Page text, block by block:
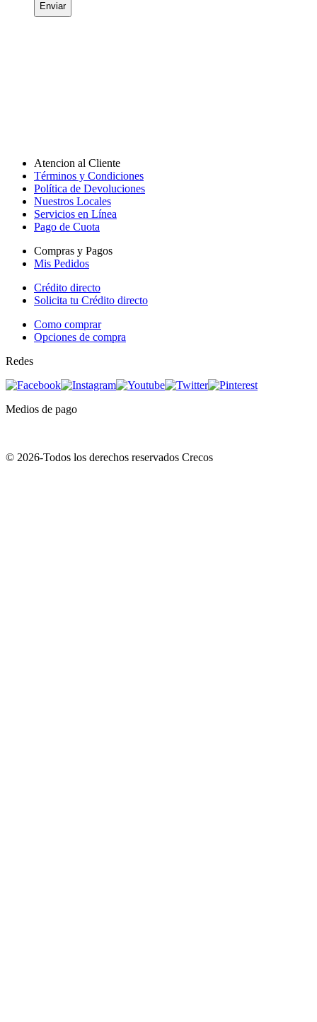
Enviar
Atencion al Cliente
Términos y Condiciones
Política de Devoluciones
Nuestros Locales
Servicios en Línea
Pago de Cuota
Compras y Pagos
Mis Pedidos
Crédito directo
Solicita tu Crédito directo
Como comprar
Opciones de compra
Redes
Medios de pago
© 2026-Todos los derechos reservados Crecos